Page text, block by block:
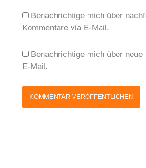
Benachrichtige mich über
Kommentare via E-Mail.
Benachrichtige mich über neue
E-Mail.